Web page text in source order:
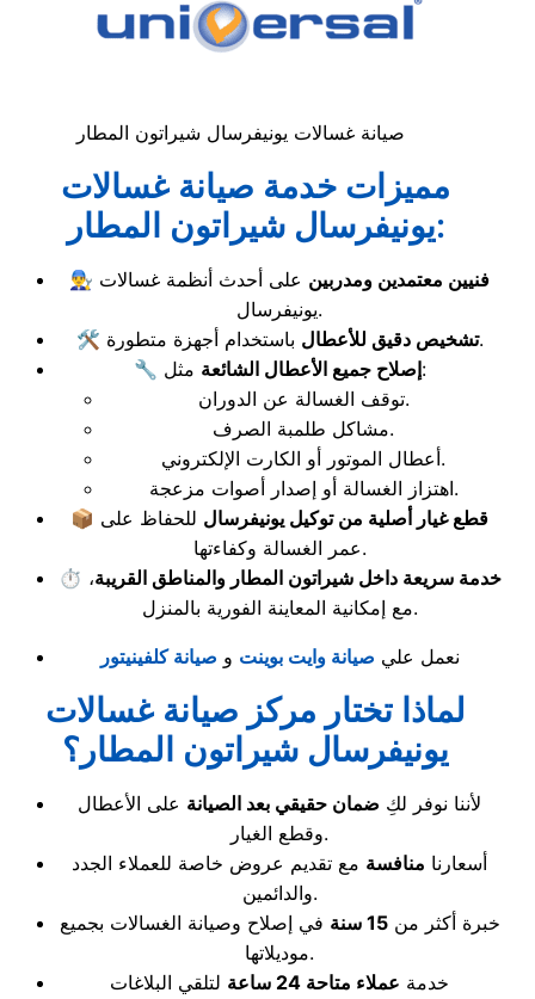
صيانة غسالات يونيفرسال شيراتون المطار
مميزات خدمة صيانة غسالات
يونيفرسال شيراتون المطار:
👨‍🔧 فنيين معتمدين ومدربين على أحدث أنظمة غسالات
يونيفرسال.
🛠️
تشخيص دقيق للأعطالباستخدام أجهزة متطورة.
🔧
إصلاح جميع الأعطال الشائعةمثل:
توقف الغسالة عن الدوران.
مشاكل طلمبة الصرف.
أعطال الموتور أو الكارت الإلكتروني.
اهتزاز الغسالة أو إصدار أصوات مزعجة.
📦
قطع غيار أصلية من توكيل يونيفرسال للحفاظ على
عمر الغسالة وكفاءتها.
⏱️
خدمة سريعة داخل شيراتون المطار والمناطق القريبة،
مع إمكانية المعاينة الفورية بالمنزل.
نعمل علي صيانة وايت بوينت و صيانة كلفينيتور
لماذا تختار مركز صيانة غسالات
يونيفرسال شيراتون المطار؟
لأننا نوفر لكِ ضمان حقيقي بعد الصيانة على الأعطال
وقطع الغيار.
أسعارنا منافسة مع تقديم عروض خاصة للعملاء الجدد
والدائمين.
خبرة أكثر من15 سنة
في إصلاح وصيانة الغسالات بجميع
موديلاتها.
خدمة عملاء متاحة 24 ساعة
لتلقي البلاغات